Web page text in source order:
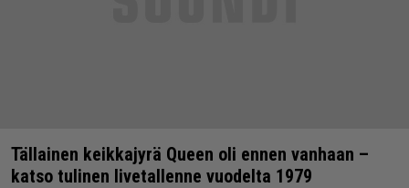
Tällainen keikkajyrä Queen oli ennen vanhaan –
katso tulinen livetallenne vuodelta 1979